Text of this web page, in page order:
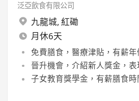
泛亞飲食有限公司
九龍城, 紅磡
月休6天
免費膳食，醫療津貼，有薪年
晉升機會，介紹新人獎金，
子女教育獎學金，有薪膳食時